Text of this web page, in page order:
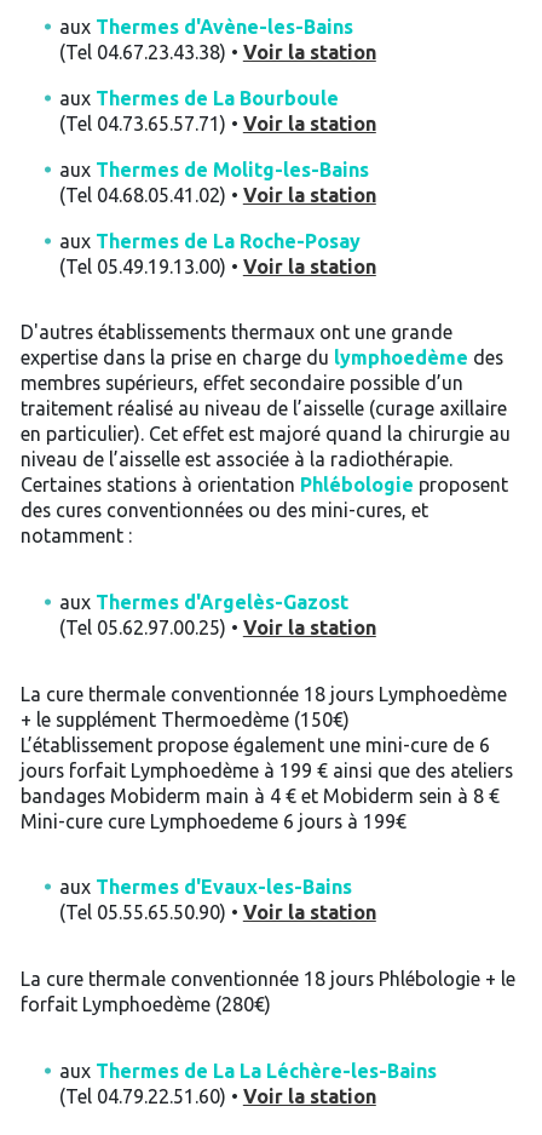
aux Thermes d'Avène-les-Bains
(Tel 04.67.23.43.38) • Voir la station
aux Thermes de La Bourboule
(Tel 04.73.65.57.71) • Voir la station
aux Thermes de Molitg-les-Bains
(Tel 04.68.05.41.02) • Voir la station
aux Thermes de La Roche-Posay
(Tel 05.49.19.13.00) • Voir la station
D'autres établissements thermaux ont une grande
expertise dans la prise en charge du lymphoedème des
membres supérieurs, effet secondaire possible d’un
traitement réalisé au niveau de l’aisselle (curage axillaire
en particulier). Cet effet est majoré quand la chirurgie au
niveau de l’aisselle est associée à la radiothérapie.
Certaines stations à orientation Phlébologie proposent
des cures conventionnées ou des mini-cures, et
notamment :
aux Thermes d'Argelès-Gazost
(Tel 05.62.97.00.25) • Voir la station
La cure thermale conventionnée 18 jours Lymphoedème
+ le supplément Thermoedème (150€)
L’établissement propose également une mini-cure de 6
jours forfait Lymphoedème à 199 € ainsi que des ateliers
bandages Mobiderm main à 4 € et Mobiderm sein à 8 €
Mini-cure cure Lymphoedeme 6 jours à 199€
aux Thermes d'Evaux-les-Bains
(Tel 05.55.65.50.90) • Voir la station
La cure thermale conventionnée 18 jours Phlébologie + le
forfait Lymphoedème (280€)
aux Thermes de La La Léchère-les-Bains
(Tel 04.79.22.51.60) • Voir la station